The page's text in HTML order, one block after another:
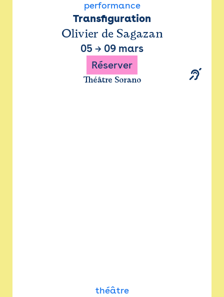
performance
Transfiguration
Olivier de Sagazan
05 → 09 mars
Réserver
Théâtre Sorano
théâtre